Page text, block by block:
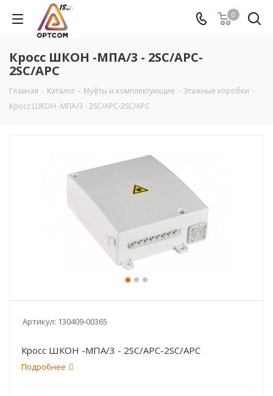
0
Кросс ШКОН -МПА/3 - 2SC/APC-
2SC/APC
Главная - Каталог - Муфты и комплектующие - Этажные коробки -
Кросс ШКОН -МПА/3 - 2SC/APC-2SC/APC
Артикул: 130409-00365
Кросс ШКОН -МПА/3 - 2SC/APC-2SC/APC
Подробнее